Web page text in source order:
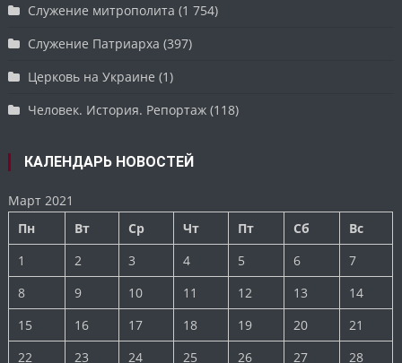
Служение митрополита (1 754)
Служение Патриарха (397)
Церковь на Украине (1)
Человек. История. Репортаж (118)
КАЛЕНДАРЬ НОВОСТЕЙ
Март 2021
Пн
Вт Ср Чт Пт Сб
Вс
1
2 3 4 5 6
7
8
9 10 11 12 13
14
15
16 17 18 19 20
21
22
23 24 25 26 27 28